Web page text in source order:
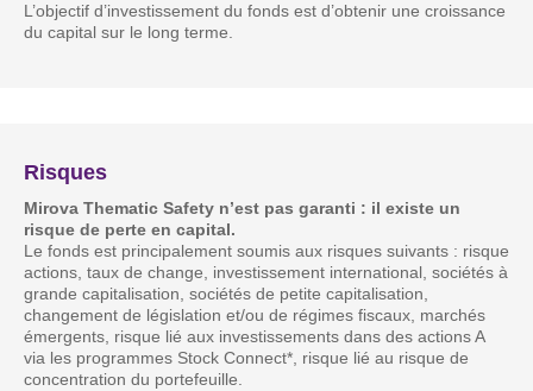
L’objectif d’investissement du fonds est d’obtenir une croissance
du capital sur le long terme.
Risques
Mirova Thematic Safety n’est pas garanti : il existe un
risque de perte en capital.
Le fonds est principalement soumis aux risques suivants : risque
actions, taux de change, investissement international, sociétés à
grande capitalisation, sociétés de petite capitalisation,
changement de législation et/ou de régimes fiscaux, marchés
émergents, risque lié aux investissements dans des actions A
via les programmes Stock Connect*, risque lié au risque de
concentration du portefeuille.